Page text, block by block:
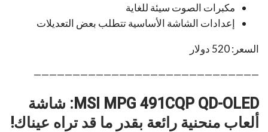
مكبرات الصوت سيئة للغاية
إعدادات الشاشة الأساسية تتطلب بعض التعديلات
السعر: 520 دولار
—————————————————————————————
MSI MPG 491CQP QD-OLED: شاشة
ألعاب منحنية رائعة بقدر ما قد تراه عيناك!